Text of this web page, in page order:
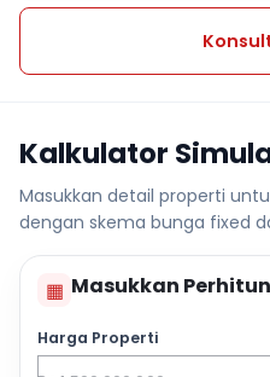
Kalkulator
Masukkan detail properti
dengan skema bunga fixed
▦ Masukkan
Harga Properti